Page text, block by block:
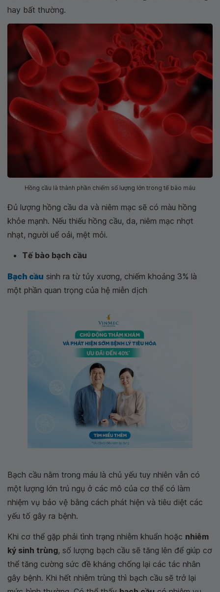
hay bất thường.
Hồng cầu là thành phần chiếm số lượng lớn trong tế bào máu
Đủ lượng hồng cầu da và niêm mạc sẽ có màu hồng
khỏe mạnh. Nếu thiếu hồng cầu, da, niêm mạc nhợt
nhạt, người uể oải, mệt mỏi.
Tế bào bạch cầu
Bạch cầu sinh ra từ tủy xương, chiếm khoảng 3% là
một phần quan trọng của hệ miễn dịch
Bạch cầu nằm trong máu là chủ yếu tuy nhiên vẫn có
một lượng lớn trú ngụ ở các mô của cơ thể có làm
nhiệm vụ bảo vệ bằng cách phát hiện và tiêu diệt các
yếu tố gây ra bệnh.
Khi cơ thể gặp phải tình trạng nhiễm khuẩn hoặc nhiễm
ký sinh trùng, số lượng bạch cầu sẽ tăng lên để giúp cơ
thể tăng cường sức đề kháng chống lại các tác nhân
gây bệnh. Khi hết nhiễm trùng thì bạch cầu sẽ trở lại